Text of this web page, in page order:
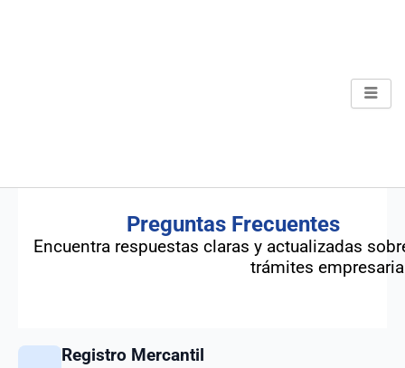
Preguntas Frecuentes
Encuentra respuestas claras y actualizadas
trámites
Registro Mercantil